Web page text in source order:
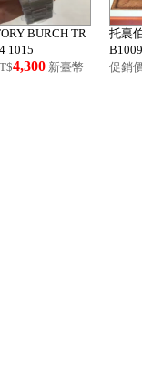
BURCH TR
1015
4,300 新臺幣
托裏
促銷